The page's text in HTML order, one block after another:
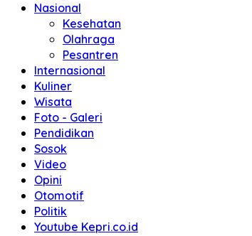
Nasional
Kesehatan
Olahraga
Pesantren
Internasional
Kuliner
Wisata
Foto - Galeri
Pendidikan
Sosok
Video
Opini
Otomotif
Politik
Youtube Kepri.co.id